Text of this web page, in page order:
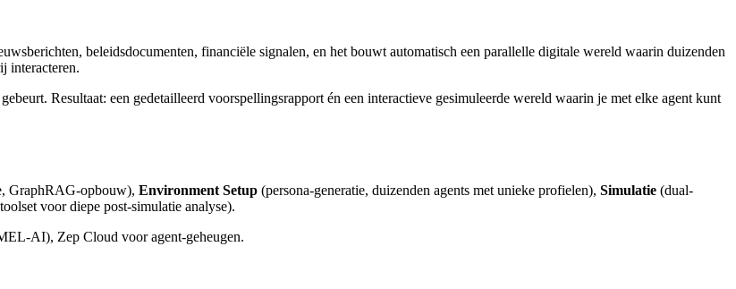
beleidsdocumenten, financiële signalen, en het bouwt automatisch een parallelle digitale wereld waarin duizenden
interacteren.
Resultaat: een gedetailleerd voorspellingsrapport én een interactieve gesimuleerde wereld waarin je met elke agent kunt
GraphRAG-opbouw), Environment Setup (persona-generatie, duizenden agents met unieke profielen), Simulatie (dual-
voor diepe post-simulatie analyse).
AI), Zep Cloud voor agent-geheugen.